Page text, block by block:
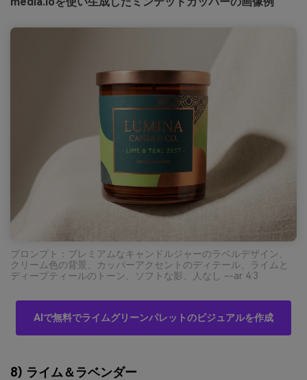
プロンプト：プレミアムなキャンドルジャーのラベルデザイン、
クリーム色の背景、カッパーアクセントのディテール、ライムと
ディープティールのトーン、ソフトな影、人なし --ar 4:3
AIで無料でライムグリーンパレットのビジュアルを作成
8) ライム＆ラベンダー